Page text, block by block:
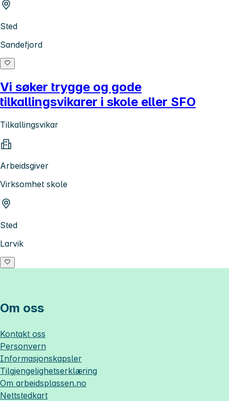
Sted
Sandefjord
Vi søker trygge og gode
tilkallingsvikarer i skole eller SFO
Tilkallingsvikar
Arbeidsgiver
Virksomhet skole
Sted
Larvik
Om oss
Kontakt oss
Personvern
Informasjonskapsler
Tilgjengelighetserklæring
Om arbeidsplassen.no
Nettstedkart